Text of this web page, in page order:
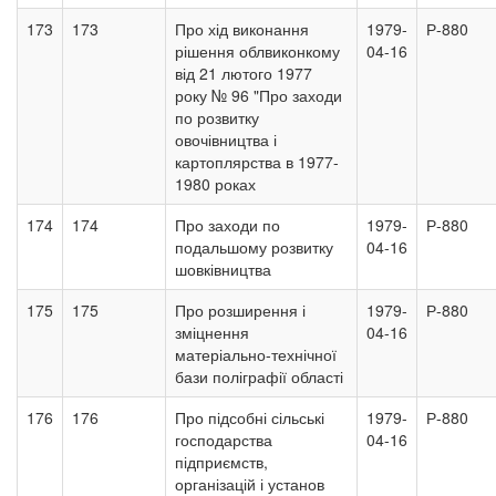
173 173
Про хід виконання
рішення облвиконкому
від 21 лютого 1977
року № 96 "Про заходи
по розвитку
овочівництва і
картоплярства в 1977-
1980 роках
1979-
04-16
Р-880
174 174
Про заходи по
подальшому розвитку
шовківництва
1979-
04-16
Р-880
175 175
Про розширення і
зміцнення
матеріально-технічної
бази поліграфії області
1979-
04-16
Р-880
176 176
Про підсобні сільські
господарства
підприємств,
організацій і установ
1979-
04-16
Р-880